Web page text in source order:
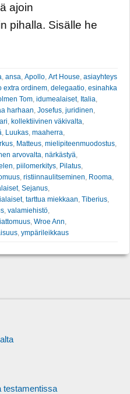
ajoin
pihalla. Sisälle he
, ansa, Apollo, Art House, asiayhteys
extra ordinem, delegaatio, esinahka
Tom, idumealaiset, Italia,
harhaan, Josefus, juridinen,
, kollektiivinen väkivalta,
, Luukas, maaherra,
, Matteus, mielipiteenmuodostus,
arvovalta, närkästyä,
, piilomerkitys, Pilatus,
, ristiinnaulitseminen, Rooma,
, Sejanus,
, tarttua miekkaan, Tiberius,
, valamiehistö,
, Wroe Ann,
, ympärileikkaus
testamentissa